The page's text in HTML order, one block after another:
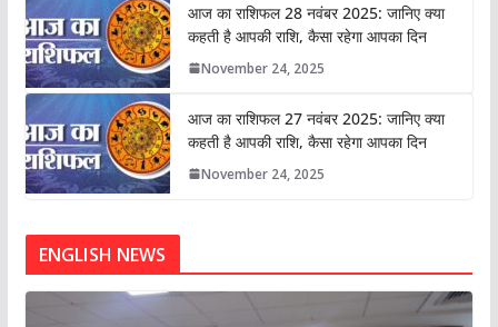
आज का राशिफल 28 नवंबर 2025: जानिए क्या
कहती है आपकी राशि, कैसा रहेगा आपका दिन
November 24, 2025
आज का राशिफल 27 नवंबर 2025: जानिए क्या
कहती है आपकी राशि, कैसा रहेगा आपका दिन
November 24, 2025
ENGLISH NEWS